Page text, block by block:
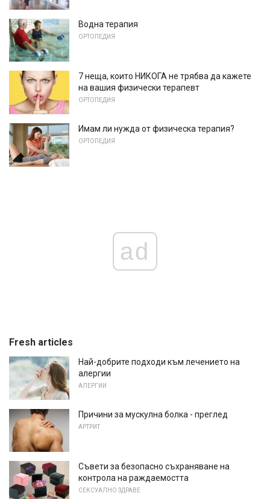
Водна терапия
ОРТОПЕДИЯ
7 неща, които НИКОГА не трябва да кажете
на вашия физически терапевт
ОРТОПЕДИЯ
Имам ли нужда от физическа терапия?
ОРТОПЕДИЯ
ad
Fresh articles
Най-добрите подходи към лечението на
алергии
АЛЕРГИИ
Причини за мускулна болка - преглед
АРТРИТ
Съвети за безопасно съхраняване на
контрола на раждаемостта
СЕКСУАЛНО ЗДРАВЕ